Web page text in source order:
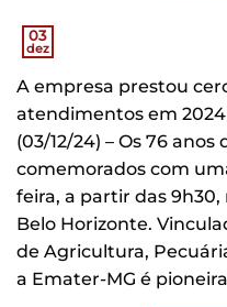
03
dez
A empresa prestou
atendimentos em 2024
(03/12/24) – Os 76
comemorados com
feira, a partir das
Belo Horizonte.
de Agricultura,
a Emater-MG é